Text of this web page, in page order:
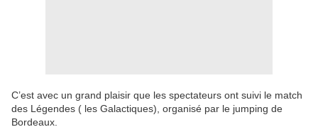
C’est avec un grand plaisir que les spectateurs ont suivi le match
des Légendes ( les Galactiques), organisé par le jumping de
Bordeaux.